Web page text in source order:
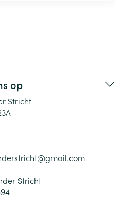
op
Stricht
gmail.com
Stricht